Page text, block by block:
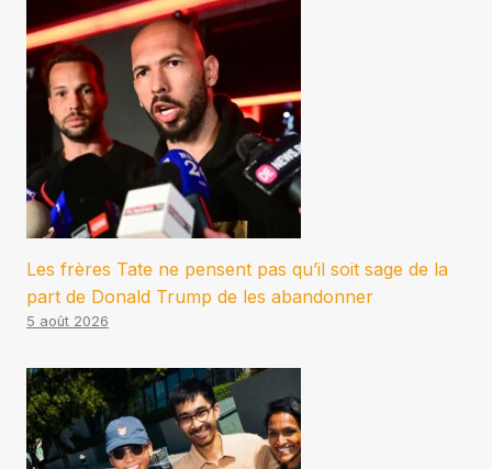
Les frères Tate ne pensent pas qu’il soit sage de la
part de Donald Trump de les abandonner
5 août 2026